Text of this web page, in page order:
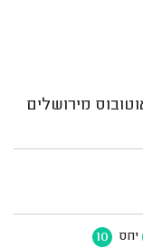
מירושלים
יחס 10